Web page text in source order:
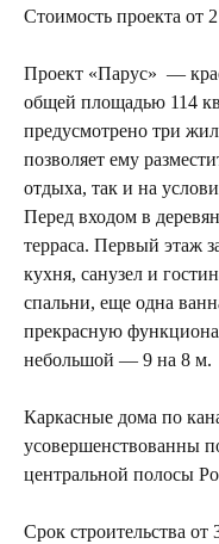
Стоимость проекта от
Проект «Парус» —
общей площадью 114
предусмотрено три
позволяет ему
отдыха, так и на
Перед входом в
терраса. Первый этаж
кухня, санузел и
спальни, еще одна
прекрасную
небольшой — 9 на 8 м.
Каркасные дома по
усовершенствованны
центральной полосы
Срок строительства от